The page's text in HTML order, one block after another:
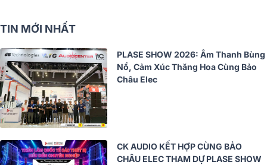
TIN MỚI NHẤT
PLASE SHOW 2026: Âm Thanh Bùng
Nổ, Cảm Xúc Thăng Hoa Cùng Bảo
Châu Elec
CK AUDIO KẾT HỢP CÙNG BẢO
CHÂU ELEC THAM DỰ PLASE SHOW